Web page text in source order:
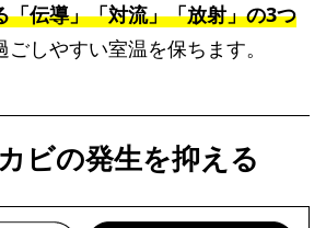
「伝導」「対流」「放射」の3つ
ごしやすい室温を保ちます。
ビの発生を抑える